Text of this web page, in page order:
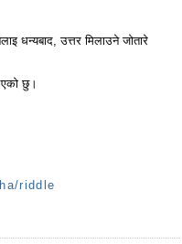
धन्यबाद, उत्तर मिलाउने जोतारे
छु।
riddle